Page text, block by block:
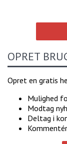
OPRET
Opret en gratis
Mulighed
Modtag
Deltag i